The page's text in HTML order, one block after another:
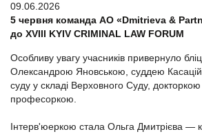
09.06.2026
5 червня команда АО «Dmitrieva &
до XVIII KYIV CRIMINAL LAW FORUM
Особливу увагу учасників привернуло
Олександрою Яновською, суддею
суду у складі Верховного Суду,
професоркою.
Інтерв'юеркою стала Ольга Дмитрієва —